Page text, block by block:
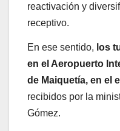
reactivación y
receptivo.
En ese sentido, los
en el Aeropuerto
de Maiquetía, en el
recibidos por la
Gómez.